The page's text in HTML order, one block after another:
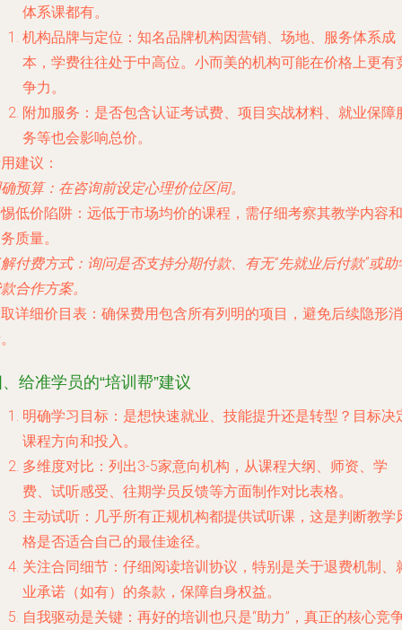
体系课都有。
机构品牌与定位 ：知名品牌机构因营销、场地、服务体系成
本，学费往往处于中高位。小而美的机构可能在价格上更有
争力。
附加服务 ：是否包含认证考试费、项目实战材料、就业保障
务等也会影响总价。
建议 ：
预算：在咨询前设定心理价位区间。
低价陷阱 ：远低于市场均价的课程，需仔细考察其教学内容和
质量。
付费方式：询问是否支持分期付款、有无“先就业后付款”或助
合作方案。
详细价目表 ：确保费用包含所有列明的项目，避免后续隐形消
给准学员的“培训帮”建议
明确学习目标 ：是想快速就业、技能提升还是转型？目标决
课程方向和投入。
多维度对比 ：列出3-5家意向机构，从课程大纲、师资、学
费、试听感受、往期学员反馈等方面制作对比表格。
主动试听 ：几乎所有正规机构都提供试听课，这是判断教学
格是否适合自己的最佳途径。
关注合同细节 ：仔细阅读培训协议，特别是关于退费机制、
业承诺（如有）的条款，保障自身权益。
自我驱动是关键 ：再好的培训也只是“助力”，真正的核心竞